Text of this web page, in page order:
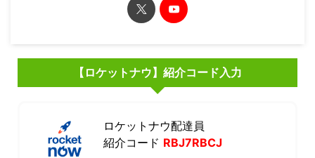
【ロケットナウ】紹介コード入力
ロケットナウ配達員
紹介コード RBJ7RBCJ